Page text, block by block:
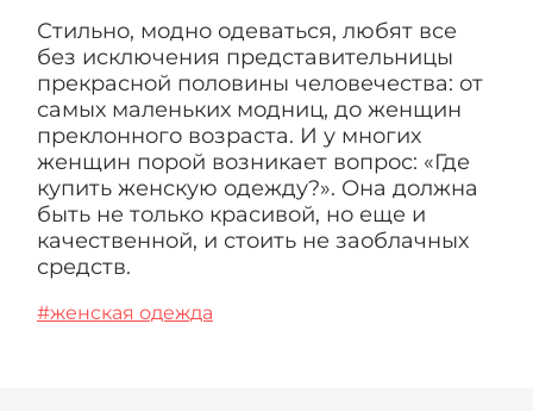
Стильно, модно одеваться, любят все
без исключения представительницы
прекрасной половины человечества: от
самых маленьких модниц, до женщин
преклонного возраста. И у многих
женщин порой возникает вопрос: «Где
купить женскую одежду?». Она должна
быть не только красивой, но еще и
качественной, и стоить не заоблачных
средств.
#женская одежда